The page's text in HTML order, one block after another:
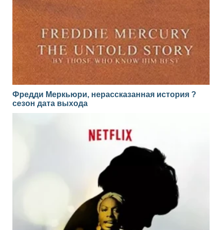
Фредди Меркьюри, нерассказанная история ?
сезон дата выхода